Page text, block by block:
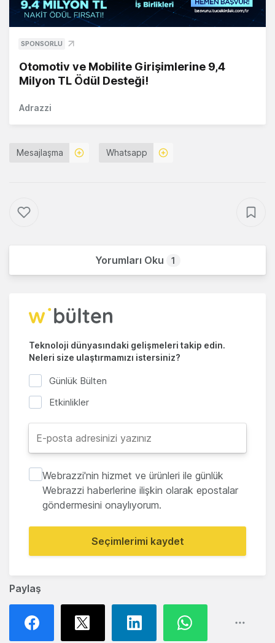
Paylaş
SPONSORLU
Otomotiv ve Mobilite Girişimlerine 9,4
Milyon TL Ödül Desteği!
Adrazzi
Mesajlaşma Whatsapp
Yorumları Oku 1
Teknoloji dünyasındaki gelişmeleri takip edin.
Neleri size ulaştırmamızı istersiniz?
Günlük Bülten
Etkinlikler
Webrazzi'nin hizmet ve ürünleri ile günlük
Webrazzi haberlerine ilişkin olarak epostalar
göndermesini onaylıyorum.
Seçimlerimi kaydet